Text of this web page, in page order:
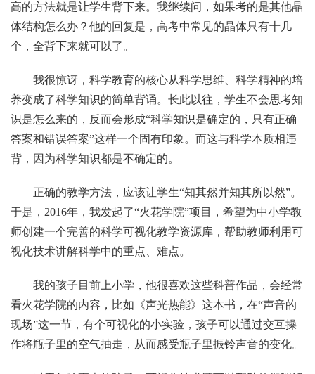
高的方法就是让学生背下来。我继续问，如果考的是其他晶
体结构怎么办？他的回复是，高考中常见的晶体只有十几
个，全背下来就可以了。
我很惊讶，科学教育的核心从科学思维、科学精神的培
养变成了科学知识的简单背诵。长此以往，学生不会思考知
识是怎么来的，反而会形成“科学知识是确定的，只有正确
答案和错误答案”这样一个固有印象。而这与科学本质相违
背，因为科学知识都是不确定的。
正确的教学方法，应该让学生“知其然并知其所以然”。
于是，2016年，我发起了“火花学院”项目，希望为中小学教
师创建一个完善的科学可视化教学资源库，帮助教师利用可
视化技术讲解科学中的重点、难点。
我的孩子目前上小学，他很喜欢这些科普作品，会经常
看火花学院的内容，比如《声光热能》这本书，在“声音的
现场”这一节，有个可视化的小实验，孩子可以通过交互操
作将瓶子里的空气抽走，从而感受瓶子里振铃声音的变化。